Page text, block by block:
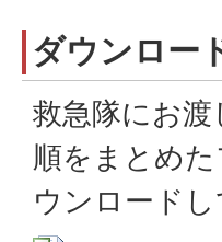
ダウンロー
救急隊にお
順をまとめ
ウンロードし